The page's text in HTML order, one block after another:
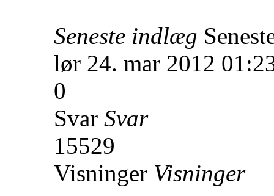
Seneste indlæg
lør 24. mar 2012
0
Svar Svar
15529
Visninger Visninger